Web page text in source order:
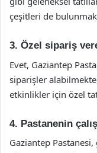
çeşitleri de
3. Özel sipariş
Evet, Gaziantep
siparişler
etkinlikler için özel
4. Pastanenin
Gaziantep